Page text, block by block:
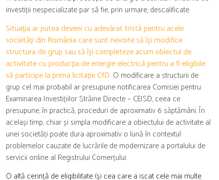
investiții nespecializate par să fie, prin urmare, descalificate.
Situația ar putea deveni cu adevărat tristă pentru acele
societăți din România care sunt nevoite să își modifice
structura de grup sau să își completeze acum obiectul de
activitate cu producția de energie electrică pentru a fi eligibile
să participe la prima licitație CfD. O modificare a structurii de
grup cel mai probabil ar presupune notificarea Comisiei pentru
Examinarea Investițiilor Străine Directe – CEISD, ceea ce
presupune, în practică, proceduri de aproximativ 6 săptămâni. În
același timp, chiar și simpla modificare a obiectului de activitate al
unei societăți poate dura aproximativ o lună în contextul
problemelor cauzate de lucrările de modernizare a portalului de
servicii online al Registrului Comerțului.
O altă cerință de eligibilitate (și cea care a iscat cele mai multe